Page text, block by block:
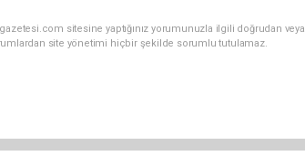
sitesine yaptığınız yorumunuzla ilgili doğrudan veya
site yönetimi hiçbir şekilde sorumlu tutulamaz.